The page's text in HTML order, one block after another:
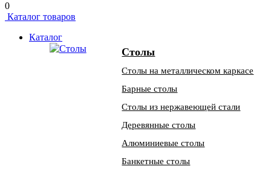
0
Каталог товаров
Каталог
Столы
Столы на металлическом каркасе
Барные столы
Столы из нержавеющей стали
Деревянные столы
Алюминиевые столы
Банкетные столы